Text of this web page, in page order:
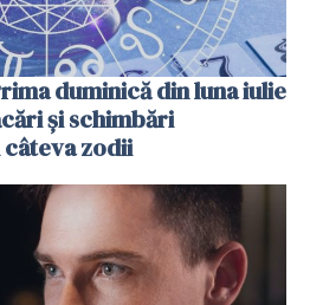
duminică din luna iulie
și schimbări
zodii